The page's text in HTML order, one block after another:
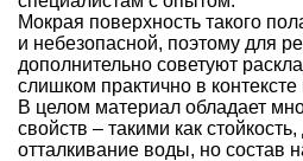
Мокрая поверхность такого
и небезопасной, поэтому для
дополнительно советуют
слишком практично в контексте
В целом материал обладает
свойств – такими как стойкость,
отталкивание воды, но состав